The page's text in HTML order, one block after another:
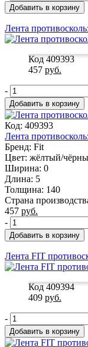
Добавить в корзину
Лента
Код 409393
457 руб.
-
Добавить в корзину
Код: 409393
Лента
Бренд: Fit
Цвет: жёлтый/
Ширина: 0
Длина: 5
Толщина: 140
Страна
457 руб.
-
Добавить в корзину
Лента FIT
Код 409394
409 руб.
-
Добавить в корзину